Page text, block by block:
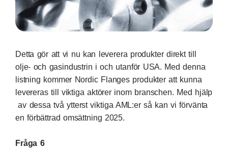
Detta gör att vi nu kan leverera produkter direkt till
olje- och gasindustrin i och utanför USA. Med denna
listning kommer Nordic Flanges produkter att kunna
levereras till viktiga aktörer inom branschen. Med hjälp
av dessa två ytterst viktiga AML:er så kan vi förvänta
en förbättrad omsättning 2025.
Fråga 6